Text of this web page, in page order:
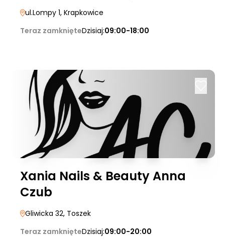
ul.Lompy 1, Krapkowice
Teraz zamknięteDzisiaj:09:00-18:00
Xania Nails & Beauty Anna
Czub
Gliwicka 32, Toszek
Teraz zamknięteDzisiaj:09:00-20:00